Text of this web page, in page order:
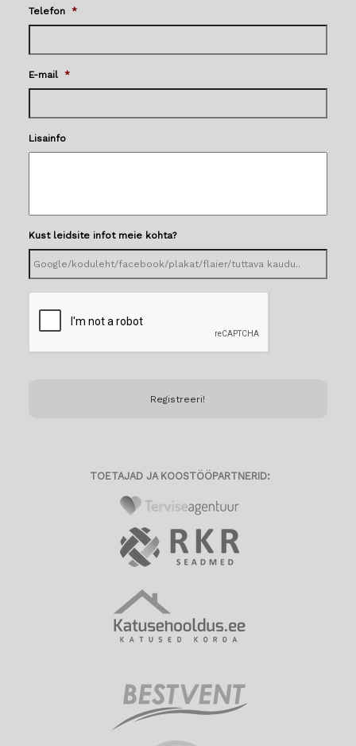
Telefon *
E-mail *
Lisainfo
Kust leidsite infot meie kohta?
TOETAJAD JA KOOSTÖÖPARTNERID: